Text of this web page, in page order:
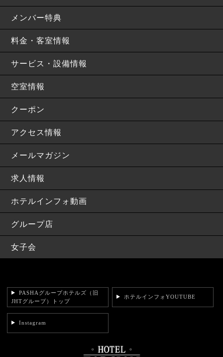
メンバー特典
料金・客室情報
サービス・設備情報
空室情報
クーポン
アクセス情報
メールマガジン
求人情報
ホテルインフォ動画
グループ店
女子会
PASHAグループホテルズ（旧
JHTグループ）トップ
ホテルインフォYOUTUBE
Instagram